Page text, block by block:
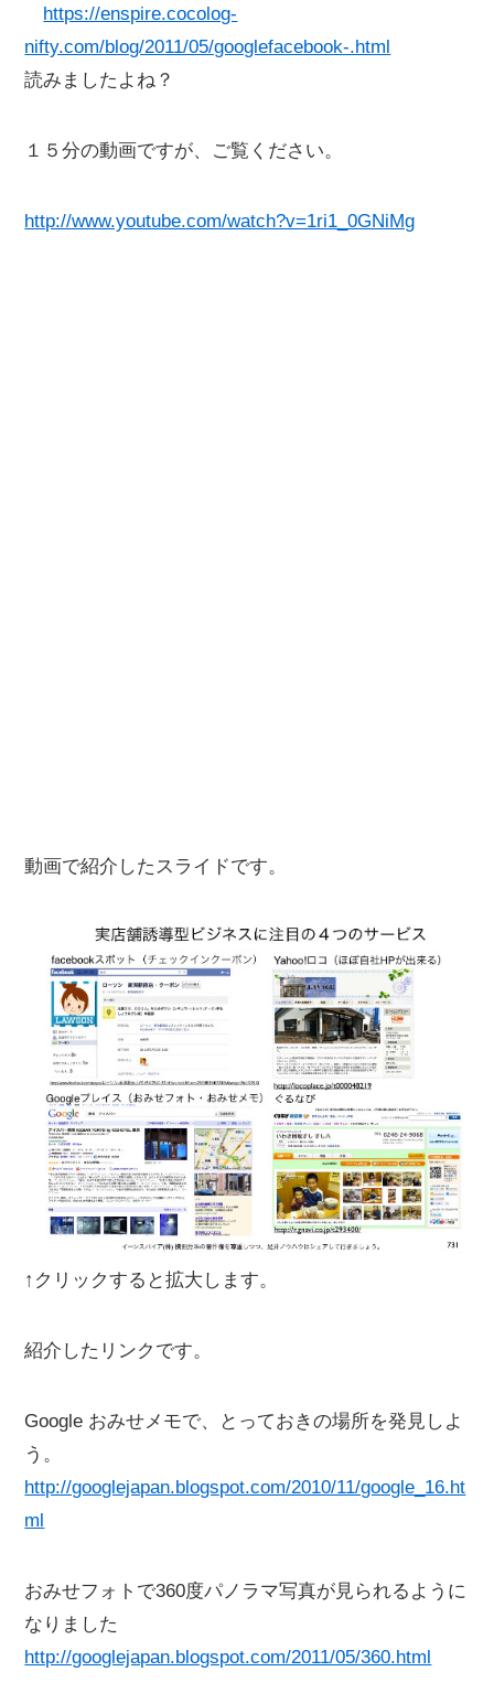
https://enspire.cocolog-
nifty.com/blog/2011/05/googlefacebook-.html
読みましたよね？
１５分の動画ですが、ご覧ください。
http://www.youtube.com/watch?v=1ri1_0GNiMg
動画で紹介したスライドです。
↑クリックすると拡大します。
紹介したリンクです。
Google おみせメモで、とっておきの場所を発見しよ
う。
http://googlejapan.blogspot.com/2010/11/google_16.ht
ml
おみせフォトで360度パノラマ写真が見られるように
なりました
http://googlejapan.blogspot.com/2011/05/360.html